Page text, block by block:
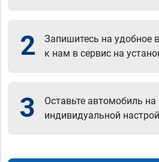
2
Запишитесь на удобное
к нам в сервис на
3
Оставьте автомобиль на
индивидуальной